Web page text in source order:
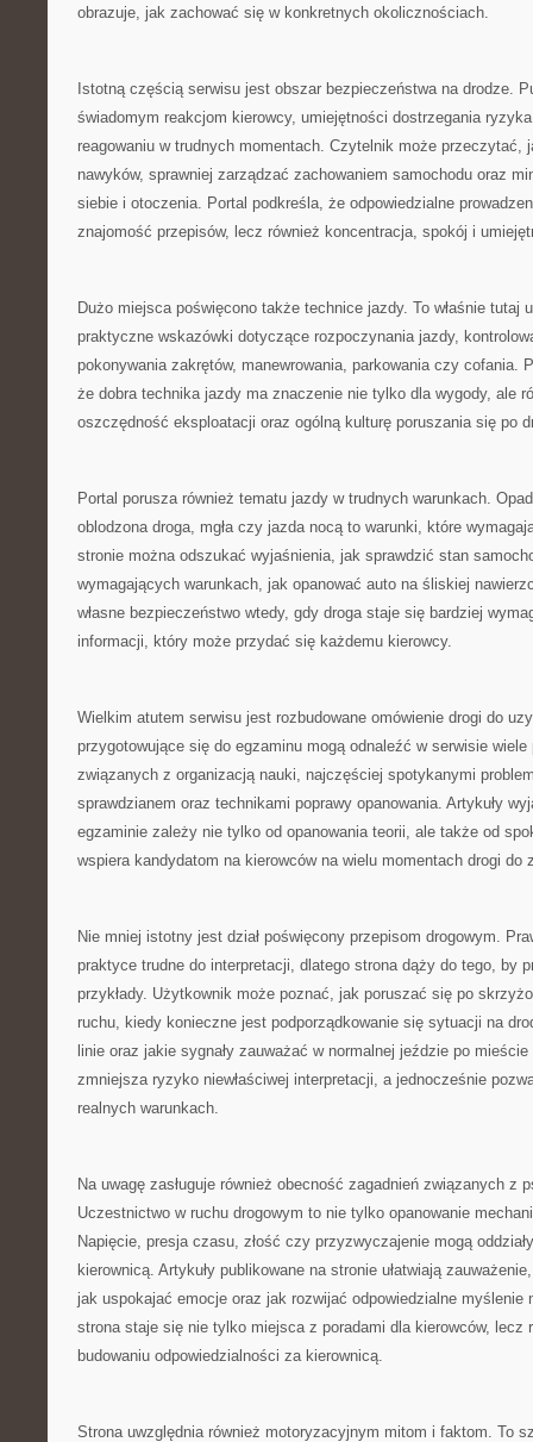
obrazuje, jak zachować się w konkretnych okolicznościach.
Istotną częścią serwisu jest obszar bezpieczeństwa na drodze.
świadomym reakcjom kierowcy, umiejętności dostrzegania ryzyka
reagowaniu w trudnych momentach. Czytelnik może przeczytać,
nawyków, sprawniej zarządzać zachowaniem samochodu oraz
siebie i otoczenia. Portal podkreśla, że odpowiedzialne
znajomość przepisów, lecz również koncentracja, spokój i
Dużo miejsca poświęcono także technice jazdy. To właśnie tutaj
praktyczne wskazówki dotyczące rozpoczynania jazdy,
pokonywania zakrętów, manewrowania, parkowania czy cofania.
że dobra technika jazdy ma znaczenie nie tylko dla wygody, ale
oszczędność eksploatacji oraz ogólną kulturę poruszania się po
Portal porusza również tematu jazdy w trudnych warunkach.
oblodzona droga, mgła czy jazda nocą to warunki, które
stronie można odszukać wyjaśnienia, jak sprawdzić stan
wymagających warunkach, jak opanować auto na śliskiej
własne bezpieczeństwo wtedy, gdy droga staje się bardziej
informacji, który może przydać się każdemu kierowcy.
Wielkim atutem serwisu jest rozbudowane omówienie drogi do
przygotowujące się do egzaminu mogą odnaleźć w serwisie
związanych z organizacją nauki, najczęściej spotykanymi
sprawdzianem oraz technikami poprawy opanowania. Artykuły
egzaminie zależy nie tylko od opanowania teorii, ale także od
wspiera kandydatom na kierowców na wielu momentach drogi do
Nie mniej istotny jest dział poświęcony przepisom drogowym.
praktyce trudne do interpretacji, dlatego strona dąży do tego, by
przykłady. Użytkownik może poznać, jak poruszać się po
ruchu, kiedy konieczne jest podporządkowanie się sytuacji na
linie oraz jakie sygnały zauważać w normalnej jeździe po
zmniejsza ryzyko niewłaściwej interpretacji, a jednocześnie
realnych warunkach.
Na uwagę zasługuje również obecność zagadnień związanych z
Uczestnictwo w ruchu drogowym to nie tylko opanowanie
Napięcie, presja czasu, złość czy przyzwyczajenie mogą
kierownicą. Artykuły publikowane na stronie ułatwiają
jak uspokajać emocje oraz jak rozwijać odpowiedzialne myślenie
strona staje się nie tylko miejsca z poradami dla kierowców, lecz
budowaniu odpowiedzialności za kierownicą.
Strona uwzględnia również motoryzacyjnym mitom i faktom. To